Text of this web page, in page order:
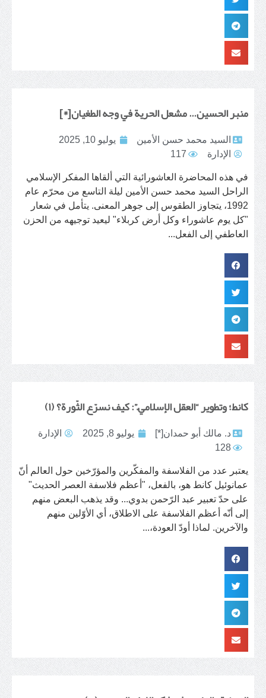
منبر الحسين… مشعل الحرية في وجه الطغيان[*]
السيد محمد حسن الأمين
يوليو 10, 2025
الإدارة
117
في هذه المحاضرة العاشورائية التي ألقاها المفكر الإسلامي
الراحل السيد محمد حسن الأمين ليلة التاسع من محرّم عام
1992، يتجاوز الطقوس إلى جوهر المعنى. يتأمل في شعار
"كل يوم عاشوراء وكل أرض كربلاء" ليعيد توجيهه من الحزن
العاطفي إلى الفعل...
كانط؛ وتطوير “العقل الإسلاميّ”: كيف نسرّع الثّورة؟ (١)
د. مالك أبو حمدان[*] يوليو 8, 2025
الإدارة
128
يعتبر عدد من الفلاسفة والمفكّرين والمؤرّخين حول العالم أنّ
عمانوئيل كانط هو، بالفعل، "أعظم فلاسفة العصر الحديث"
على حدّ تعبير عبد الرّحمن بدوي... وقد يذهب البعض منهم
إلى أنّه أعظم الفلاسفة على الاطلاق، أي الأوّلين منهم
والآخرين. لماذا أودّ العودة،...